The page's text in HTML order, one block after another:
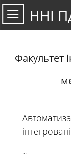
ННІ
Факультет
...